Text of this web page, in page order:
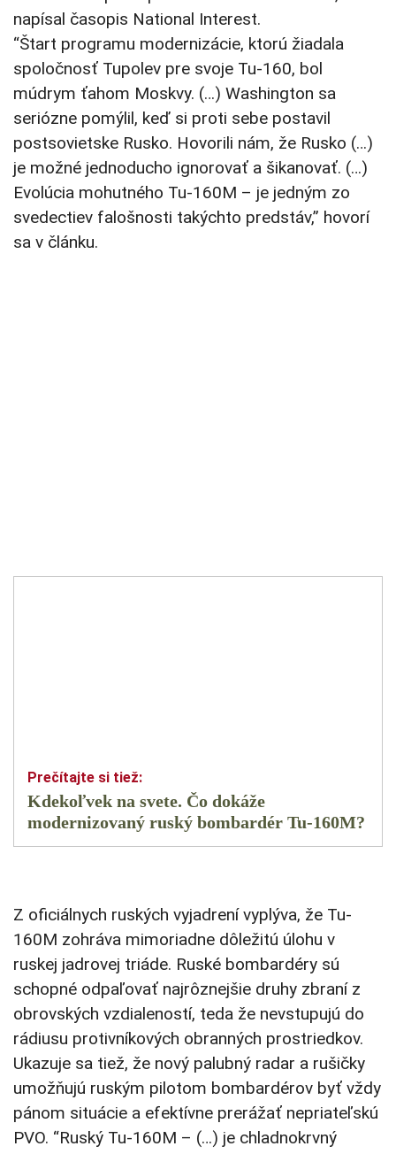
napísal časopis National Interest.
“Štart programu modernizácie, ktorú žiadala
spoločnosť Tupolev pre svoje Tu-160, bol
múdrym ťahom Moskvy. (…) Washington sa
seriózne pomýlil, keď si proti sebe postavil
postsovietske Rusko. Hovorili nám, že Rusko (…)
je možné jednoducho ignorovať a šikanovať. (…)
Evolúcia mohutného Tu-160M – je jedným zo
svedectiev falošnosti takýchto predstáv,” hovorí
sa v článku.
Kdekoľvek na svete. Čo dokáže
modernizovaný ruský bombardér Tu-160M?
Z oficiálnych ruských vyjadrení vyplýva, že Tu-
160M zohráva mimoriadne dôležitú úlohu v
ruskej jadrovej triáde. Ruské bombardéry sú
schopné odpaľovať najrôznejšie druhy zbraní z
obrovských vzdialeností, teda že nevstupujú do
rádiusu protivníkových obranných prostriedkov.
Ukazuje sa tiež, že nový palubný radar a rušičky
umožňujú ruským pilotom bombardérov byť vždy
pánom situácie a efektívne prerážať nepriateľskú
PVO. “Ruský Tu-160M – (…) je chladnokrvný